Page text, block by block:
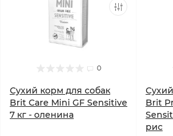
0
Сухий корм для собак
Brit Care Mini GF Sensitive
7 кг - оленина
Brit
рис